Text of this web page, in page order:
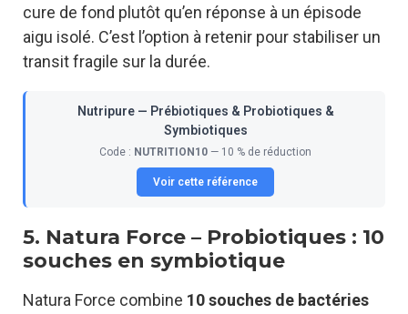
cure de fond plutôt qu’en réponse à un épisode
aigu isolé. C’est l’option à retenir pour stabiliser un
transit fragile sur la durée.
Nutripure — Prébiotiques & Probiotiques &
Symbiotiques
Code : NUTRITION10 — 10 % de réduction
Voir cette référence
5. Natura Force – Probiotiques : 10
souches en symbiotique
Natura Force combine 10 souches de bactéries